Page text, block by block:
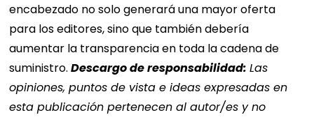
encabezado no solo generará una mayor oferta
para los editores, sino que también debería
aumentar la transparencia en toda la cadena de
suministro. Descargo de responsabilidad:Las
opiniones, puntos de vista e ideas expresadas en
esta publicación pertenecen al autor/es y no